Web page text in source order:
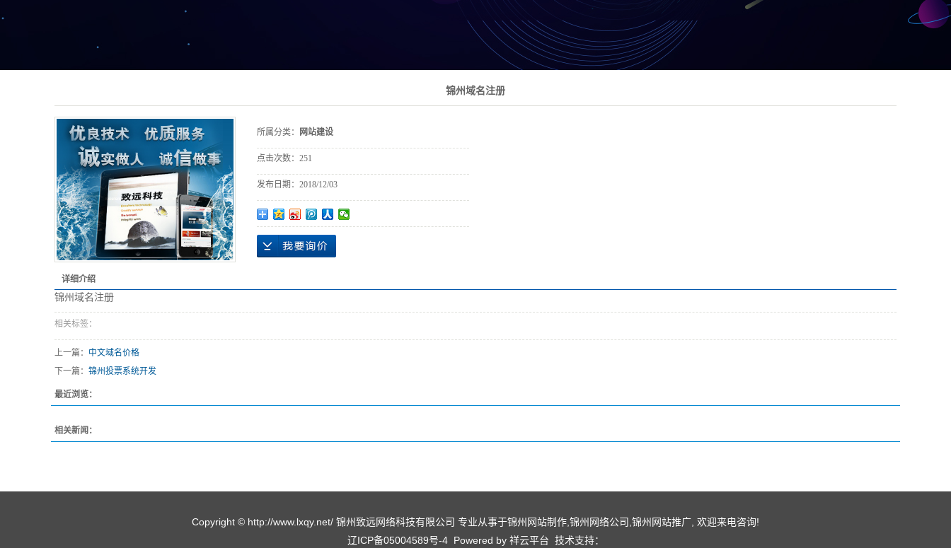
锦州域名注册
所属分类： 网站建设
点击次数： 251
发布日期： 2018/12/03
详细介绍
锦州域名注册
相关标签：
上一篇： 中文域名价格
下一篇： 锦州投票系统开发
最近浏览：
相关新闻：
Copyright © http://www.lxqy.net/ 锦州致远网络科技有限公司 专业从事于锦州网站制作 锦州网络公司 锦州网站推广 , 欢迎来电咨询!
辽ICP备05004589号-4Powered by 祥云平台 技术支持：